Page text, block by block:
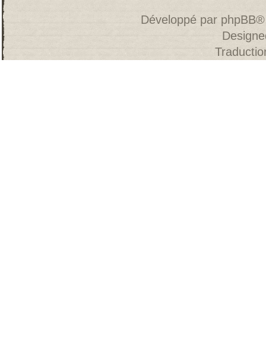
Développé par phpBB®